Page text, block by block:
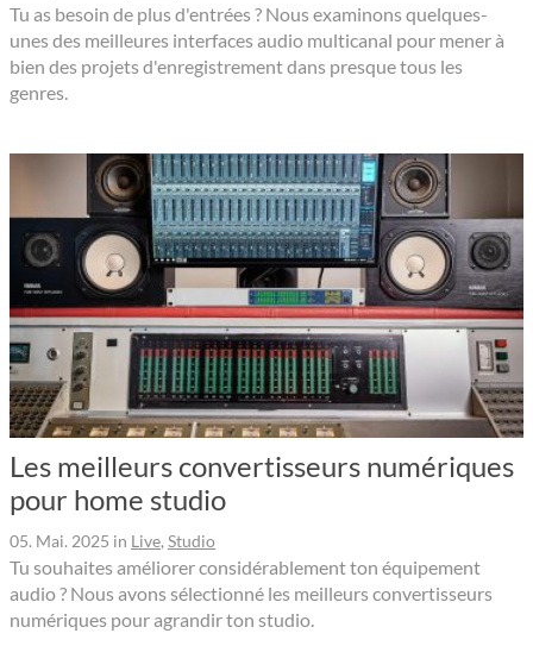
Tu as besoin de plus d'entrées ? Nous examinons quelques-
unes des meilleures interfaces audio multicanal pour mener à
bien des projets d'enregistrement dans presque tous les
genres.
Les meilleurs convertisseurs numériques
pour home studio
05. Mai. 2025 in Live, Studio
Tu souhaites améliorer considérablement ton équipement
audio ? Nous avons sélectionné les meilleurs convertisseurs
numériques pour agrandir ton studio.